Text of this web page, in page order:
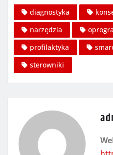
diagnostyka
narzędzia
profilaktyka
sterowniki